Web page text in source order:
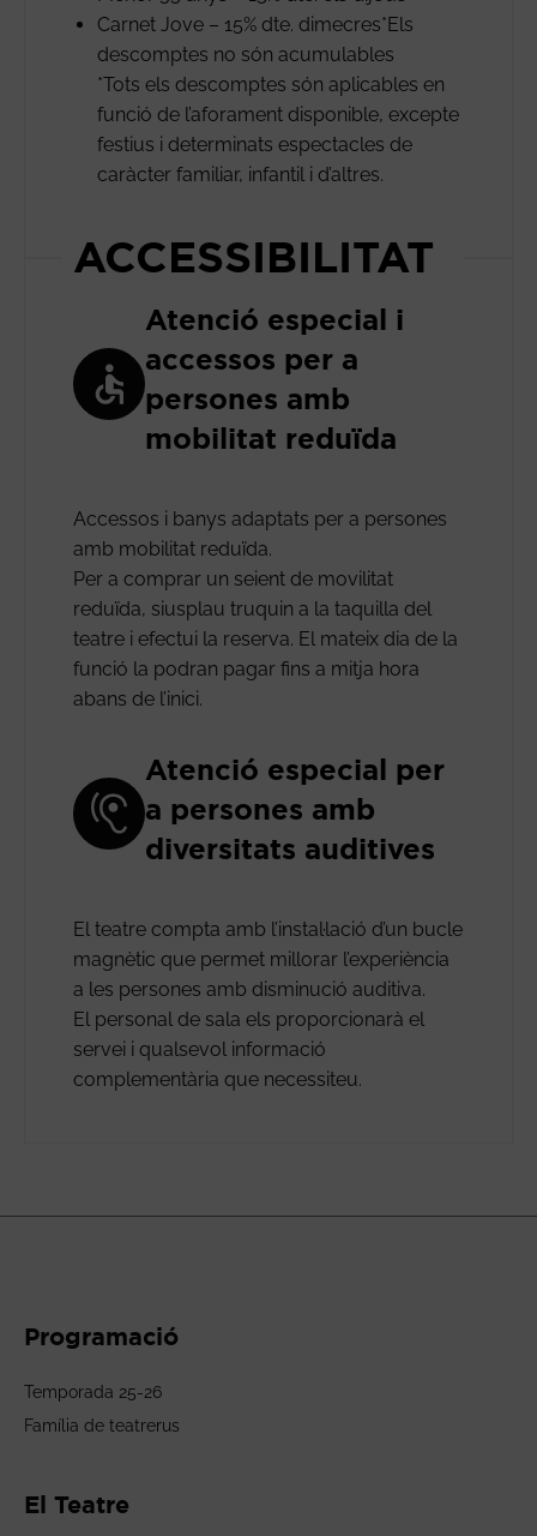
Carnet Jove – 15% dte. dimecres*Els
descomptes no són acumulables
*Tots els descomptes són aplicables en
funció de l’aforament disponible, excepte
festius i determinats espectacles de
caràcter familiar, infantil i d’altres.
ACCESSIBILITAT
Atenció especial i
accessos per a
persones amb
mobilitat reduïda
Accessos i banys adaptats per a persones
amb mobilitat reduïda.
Per a comprar un seient de movilitat
reduïda, siusplau truquin a la taquilla del
teatre i efectui la reserva. El mateix dia de la
funció la podran pagar fins a mitja hora
abans de l’inici.
Atenció especial per
a persones amb
diversitats auditives
El teatre compta amb l’instal·lació d’un bucle
magnètic que permet millorar l’experiència
a les persones amb disminució auditiva.
El personal de sala els proporcionarà el
servei i qualsevol informació
complementària que necessiteu.
Programació
Temporada 25-26
Família de teatrerus
El Teatre